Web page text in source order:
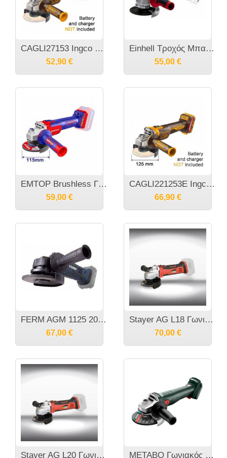
CAGLI27153 Ingco Τροχός 115mm Μπαταρίας Brushless με Ρύθμιση Στροφών 20V Solo
52,90 €
Einhell Τροχός Μπαταρίας 115mm 18v Μόνο Σώμα TC-AG 18/115 4431130
55,00 €
EMTOP Brushless Γωνιακός τροχός 115mm μπαταρίας Li-ion 20V (ELAG201158)
59,00 €
CAGLI221253E Ingco Τροχός 125mm Μπαταρίας Brushless με Ρύθμιση Στροφών 20V Solo
66,90 €
FERM AGM 1125 20V Φ115mm Γωνιακός τροχός μπαταρίας σκέτο σώμα
67,00 €
Stayer AG L18 Γωνιακός Τροχός Μπαταριας 18V Μόνο Σώμα
70,00 €
Stayer AG L20 Γωνιακός Τροχός Επαναφορτιζόμενος 18V - Μόνο Σώμα METABO Γωνιακός τροχός μπαταρίας 18V W 18 7-125 SOLO 602371850